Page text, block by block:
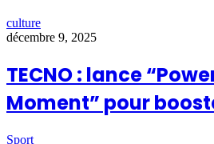
culture
décembre 9, 2025
TECNO : lance
Moment” pour
Sport